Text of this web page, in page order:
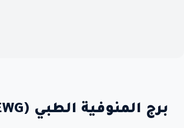
برج المنوفية الطبي (EWG)